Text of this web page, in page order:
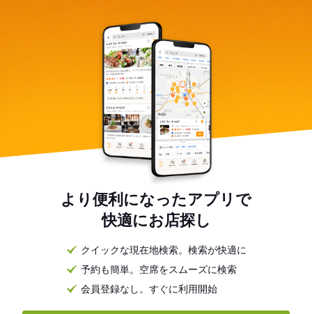
より便利になったアプリで
快適にお店探し
クイックな現在地検索。検索が快適に
予約も簡単。空席をスムーズに検索
会員登録なし。すぐに利用開始